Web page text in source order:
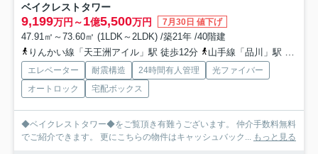
ベイクレストタワー
9,199万円～1億5,500万円 7月30日 値下げ
47.91㎡～73.60㎡ (1LDK～2LDK) /築21年 /40階建
りんかい線「天王洲アイル」駅 徒歩12分
山手線「品川」駅 徒歩15分
エレベーター 耐震構造 24時間有人管理
光ファイバー
オートロック
宅配ボックス
◆ベイクレストタワー◆をご覧頂き有難うございます。 仲介手数料無料
でご紹介できます。 更にこちらの物件はキャッシュバック...
もっと見る